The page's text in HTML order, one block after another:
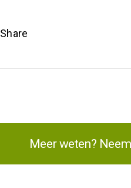
Share
Meer weten?